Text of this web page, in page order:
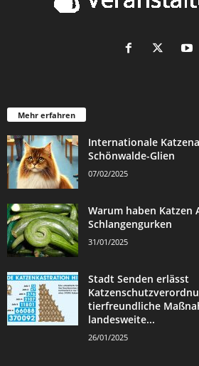
Mehr erfahren
Internationale
Schönwalde-Glien
07/02/2025
Warum haben Katzen
Schlangengurken
31/01/2025
Stadt Senden erlässt
tierfreundliche
landesweite...
26/01/2025